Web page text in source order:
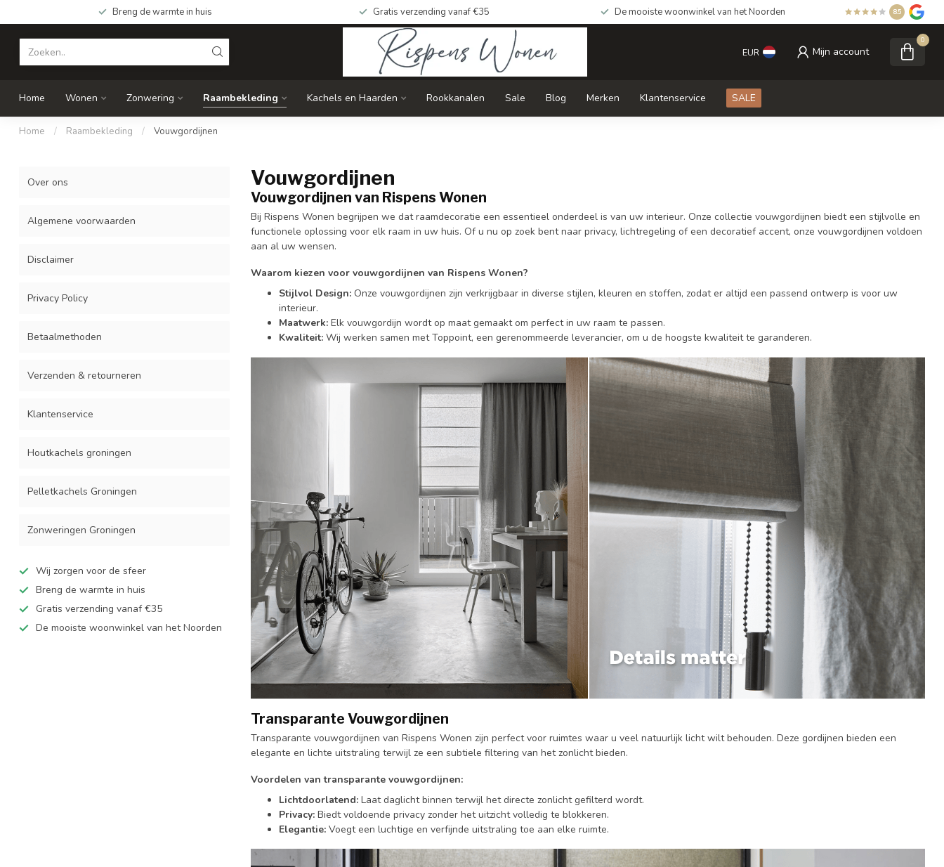
Breng de warmte in huis Gratis verzending vanaf €35 De mooiste woonwinkel van het Noorden 8.5
EUR Mijn account
0
Home Wonen Zonwering Raambekleding Kachels en Haarden Rookkanalen Sale Blog Merken Klantenservice SALE
Home / Raambekleding / Vouwgordijnen
Over ons
Algemene voorwaarden
Disclaimer
Privacy Policy
Betaalmethoden
Verzenden & retourneren
Klantenservice
Houtkachels groningen
Pelletkachels Groningen
Zonweringen Groningen
Wij zorgen voor de sfeer
Breng de warmte in huis
Gratis verzending vanaf €35
De mooiste woonwinkel van het Noorden
Vouwgordijnen
Vouwgordijnen van Rispens Wonen
Bij Rispens Wonen begrijpen we dat raamdecoratie een essentieel onderdeel is van uw interieur. Onze collectie vouwgordijnen biedt een stijlvolle en
functionele oplossing voor elk raam in uw huis. Of u nu op zoek bent naar privacy, lichtregeling of een decoratief accent, onze vouwgordijnen voldoen
aan al uw wensen.
Waarom kiezen voor vouwgordijnen van Rispens Wonen?
Stijlvol Design: Onze vouwgordijnen zijn verkrijgbaar in diverse stijlen, kleuren en stoffen, zodat er altijd een passend ontwerp is voor uw
interieur.
Maatwerk: Elk vouwgordijn wordt op maat gemaakt om perfect in uw raam te passen.
Kwaliteit: Wij werken samen met Toppoint, een gerenommeerde leverancier, om u de hoogste kwaliteit te garanderen.
Transparante Vouwgordijnen
Transparante vouwgordijnen van Rispens Wonen zijn perfect voor ruimtes waar u veel natuurlijk licht wilt behouden. Deze gordijnen bieden een
elegante en lichte uitstraling terwijl ze een subtiele filtering van het zonlicht bieden.
Voordelen van transparante vouwgordijnen:
Lichtdoorlatend: Laat daglicht binnen terwijl het directe zonlicht gefilterd wordt.
Privacy: Biedt voldoende privacy zonder het uitzicht volledig te blokkeren.
Elegantie: Voegt een luchtige en verfijnde uitstraling toe aan elke ruimte.